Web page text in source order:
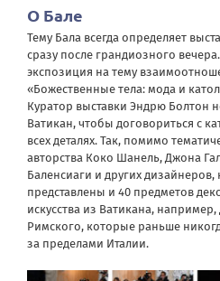
О Бале
Тему Бала всегда определяет
сразу после грандиозного
экспозиция на тему
«Божественные тела: мода и
Куратор выставки Эндрю Болтон
Ватикан, чтобы договориться с
всех деталях. Так, помимо
авторства Коко Шанель, Джона
Баленсиаги и других дизайнеров,
представлены и 40 предметов
искусства из Ватикана,
Римского, которые раньше
за пределами Италии.